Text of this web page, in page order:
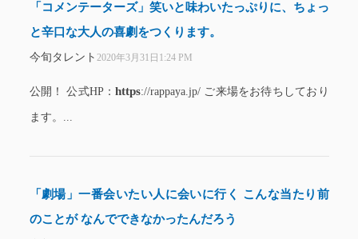
「コメンテーターズ」笑いと味わいたっぷりに、ちょっ
と辛口な大人の喜劇をつくります。
今旬タレント 2020年3月31日1:24 PM
公開！ 公式HP：https://rappaya.jp/ ご来場をお待ちしており
ます。...
「劇場」一番会いたい人に会いに行く こんな当たり前
のことが なんでできなかったんだろう